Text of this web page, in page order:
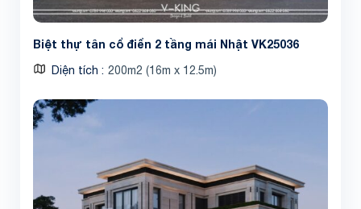
Biệt thự tân cổ điển 2 tầng mái Nhật VK25036
Diện tích 200m2 (16m x 12.5m)